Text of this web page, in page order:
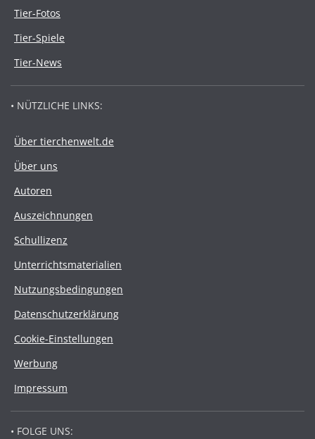
Tier-Fotos
Tier-Spiele
Tier-News
• NÜTZLICHE LINKS:
Über tierchenwelt.de
Über uns
Autoren
Auszeichnungen
Schullizenz
Unterrichtsmaterialien
Nutzungsbedingungen
Datenschutzerklärung
Cookie-Einstellungen
Werbung
Impressum
• FOLGE UNS: